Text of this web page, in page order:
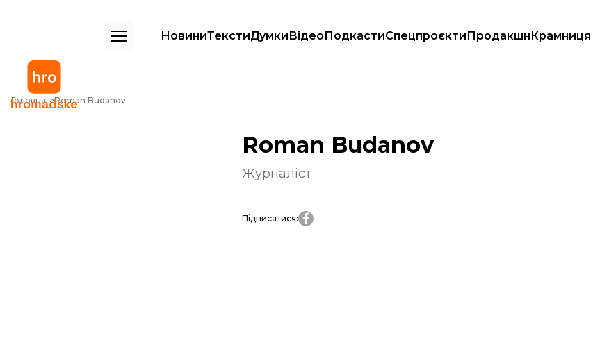
НовиниТекстиДумкиВідеоПодкастиСпецпроєктиПродакшнКрамниця
Головна Roman Budanov
Roman Budanov
Журналіст
Підписатися: